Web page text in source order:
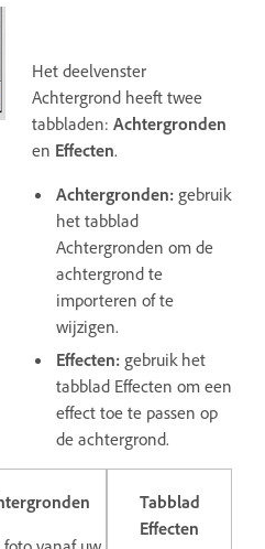
Het deelvenster
Achtergrond heeft twee
tabbladen: Achtergronden
en Effecten.
Achtergronden: gebruik
het tabblad
Achtergronden om de
achtergrond te
importeren of te
wijzigen.
Effecten: gebruik het
tabblad Effecten om een
effect toe te passen op
de achtergrond.
Tabblad
Effecten